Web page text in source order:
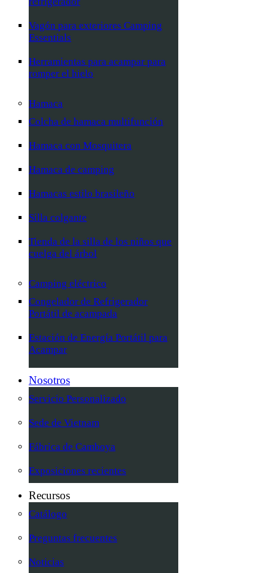
Vagón para exteriores Camping
Essentials
Herramientas para acampar para
romper el hielo
Hamaca
Colcha de hamaca multifunción
Hamaca con Mosquitera
Hamaca de camping
Hamacas estilo brasileño
Silla colgante
Tienda de la silla de los niños que
cuelga del árbol
Camping eléctrico
Congelador de Refrigerador
Portátil de acampada
Estación de Energía Portátil para
Acampar
Nosotros
Servicio Personalizado
Sede de Vietnam
Fábrica de Camboya
Exposiciones recientes
Recursos
Catálogo
Preguntas frecuentes
Noticias